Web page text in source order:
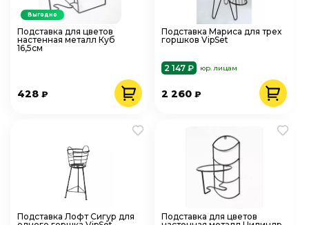
Подставка для цветов
настенная металл Куб
16,5см
428 ₽
Выгодно
Подставка Мариса для трех
горшков VipSet
2 147 ₽ юр. лицам
2 260₽
Подставка Лофт Сигур для
Подставка для цветов